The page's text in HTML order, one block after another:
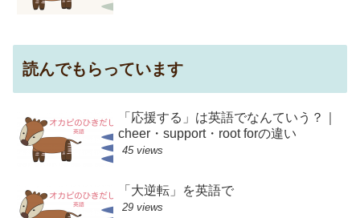
読んでもらっています
「応援する」は英語でなんていう？｜
cheer・support・root forの違い
45 views
「大逆転」を英語で
29 views